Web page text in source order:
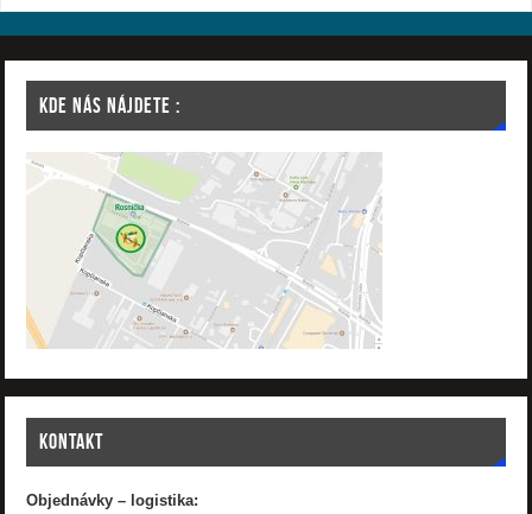
KDE NÁS NÁJDETE :
KONTAKT
Objednávky – logistika: